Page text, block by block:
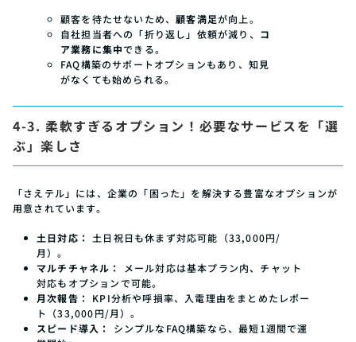
顧客を待たせないため、顧客満足が向上。
自社担当者への「折り返し」依頼が減り、 コ
ア業務に集中できる。
FAQ構築のサポートオプションもあり、知見
がなくても始められる。
4-3. 柔軟すぎるオプション！必要なサービスを「選
ぶ」楽しさ
「さえテル」には、企業の「困った」を解決する豊富なオプションが
用意されています。
土日対応：
土日祝日も休まず対応可能（33,000円/
月）。
マルチチャネル：
メール対応は基本プラン内、チャット
対応もオプションで可能。
月次報告：
KPI分析や呼損率、入電理由をまとめたレポー
ト（33,000円/月）。
スピード導入：
シンプルなFAQ構築なら、最短1週間で運